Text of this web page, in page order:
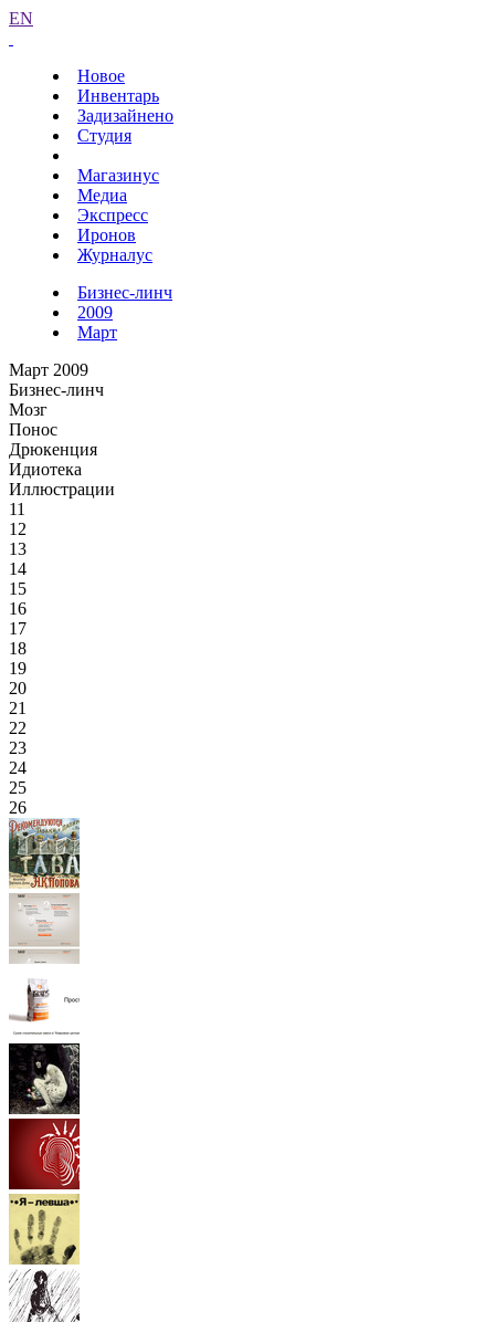
EN
Новое
Инвентарь
Задизайнено
Студия
Магазинус
Медиа
Экспресс
Иронов
Журналус
Бизнес-линч
2009
Март
Март 2009
Бизнес-линч
Мозг
Понос
Дрюкенция
Идиотека
Иллюстрации
11
12
13
14
15
16
17
18
19
20
21
22
23
24
25
26